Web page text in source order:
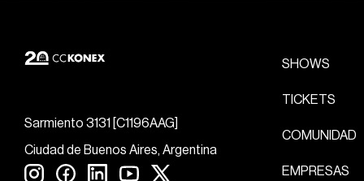
Sarmiento 3131 [C1196AAG]
Ciudad de Buenos Aires, Argentina
SHOWS
TICKETS
COMUNIDAD
EMPRESAS